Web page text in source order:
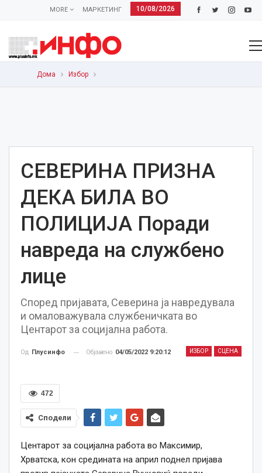
10/08/2026
МАРКЕТИНГ
MORE
Дома Избор
СЕВЕРИНА ПРИЗНА
ДЕКА БИЛА ВО
ПОЛИЦИЈА Поради
навреда на службено
лице
Според пријавата, Северина ја навредувала
и омаловажувала службеничката во
Центарот за социјална работа.
ИЗБОР СЦЕНА
Од Плусинфо Објавено 04/05/2022 9:20:12
472
Сподели
Центарот за социјална работа во Максимир,
Хрватска, кон средината на април поднел пријава